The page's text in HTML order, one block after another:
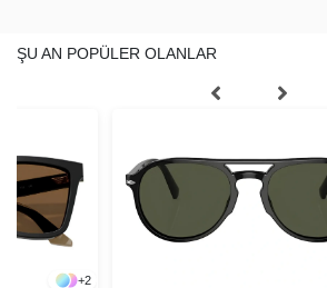
ŞU AN POPÜLER OLANLAR
+2